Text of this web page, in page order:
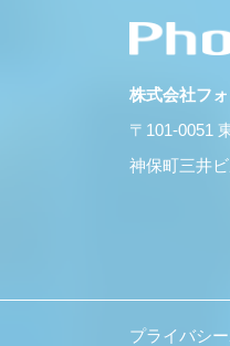
株式会社フ
〒101-0051
神保町三井
プライバシ